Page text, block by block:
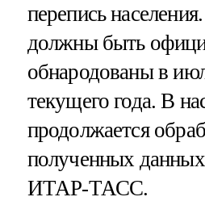
перепись
должны быть
обнародованы в
текущего года. В
продолжается
полученных
ИТАР-ТАСС.